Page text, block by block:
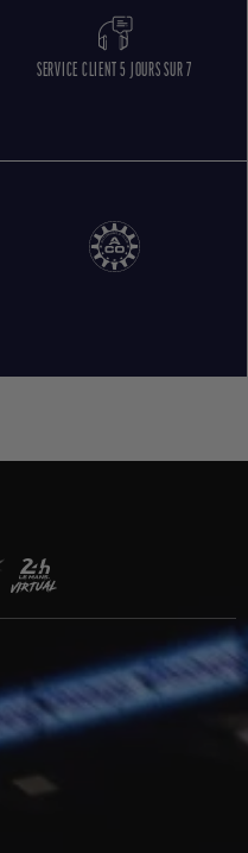
SERVICE CLIENT 5 JOURS SUR 7